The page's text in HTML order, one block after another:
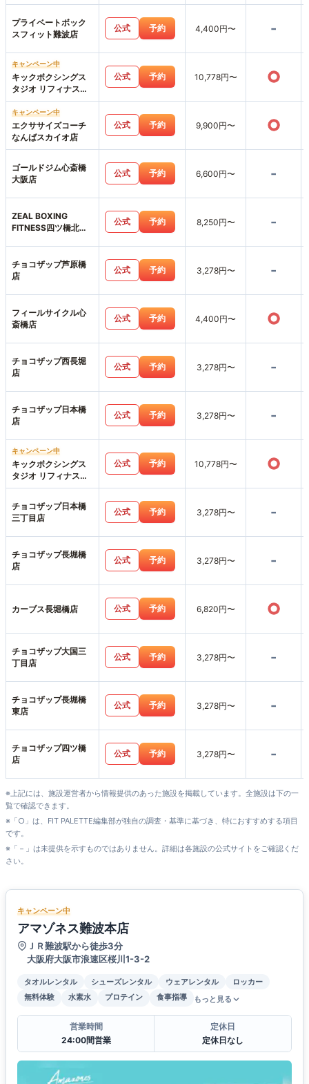
プライベートボック
スフィット難波店
公式 予約 4,400円〜 -
キャンペーン中
キックボクシングス
タジオ リフィナス大
阪なんば本店店
公式 予約 10,778円〜 ○
キャンペーン中
エクササイズコーチ
なんばスカイオ店
公式 予約 9,900円〜 ○
ゴールドジム心斎橋
大阪店
公式 予約 6,600円〜 -
ZEAL BOXING
FITNESS四ツ橋北堀
公式 予約 8,250円〜 -
チョコザップ芦原橋
店
公式 予約 3,278円〜 -
フィールサイクル心
斎橋店
公式 予約 4,400円〜 ○
チョコザップ西長堀
店
公式 予約 3,278円〜 -
チョコザップ日本橋
店
公式 予約 3,278円〜 -
キャンペーン中
キックボクシングス
タジオ リフィナス大
阪心斎橋店
公式 予約 10,778円〜 ○
チョコザップ日本橋
三丁目店
公式 予約 3,278円〜 -
チョコザップ長堀橋
店
公式 予約 3,278円〜 -
カーブス長堀橋店 公式 予約 6,820円〜 ○
チョコザップ大国三
丁目店
公式 予約 3,278円〜 -
チョコザップ長堀橋
東店
公式 予約 3,278円〜 -
チョコザップ四ツ橋
店
公式 予約 3,278円〜 -
※上記には、施設運営者から情報提供のあった施設を掲載しています。全施設は下の一
覧で確認できます。
※「○」は、FIT PALETTE編集部が独自の調査・基準に基づき、特におすすめする項目
です。
※「－」は未提供を示すものではありません。詳細は各施設の公式サイトをご確認くだ
さい。
キャンペーン中
アマゾネス難波本店
ＪＲ難波駅から徒歩3分
大阪府大阪市浪速区桜川1-3-2
タオルレンタル シューズレンタル ウェアレンタル
ロッカー
無料体験
水素水 プロテイン 食事指導 もっと見る
営業時間
24:00間営業
定休日
定休日なし